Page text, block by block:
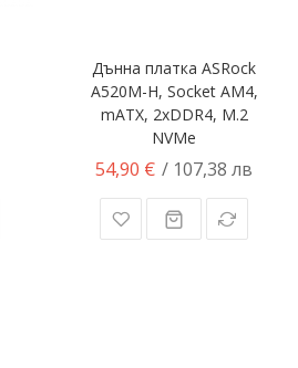
Дънна платка ASRock
A520M-H, Socket AM4,
mATX, 2xDDR4, M.2
NVMe
54,90 € / 107,38 лв